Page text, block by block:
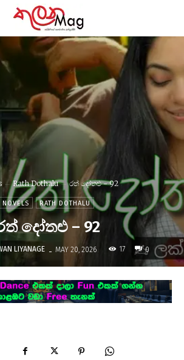
Rath Dothalu රත් දෝතළු - 92
NOVELS RATH DOTHALU
දෝතළු – 92
LIYANAGE - MAY 20, 2026 17 0